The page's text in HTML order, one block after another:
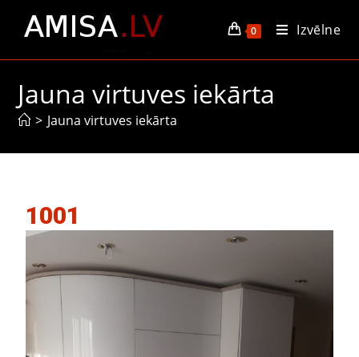
0 Izvēlne
Jauna virtuves iekārta
> Jauna virtuves iekārta
1001